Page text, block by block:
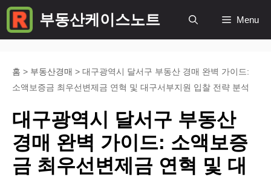
컨
텐
부동산케이스노트 Menu
홈 > 부동산경매 > 대구광역시 달서구 부동산 경매 완벽 가이드:
소액보증금 최우선변제금 연혁 및 대구서부지원 입찰 전략 분석
대구광역시 달서구 부동산
경매 완벽 가이드: 소액보증
금 최우선변제금 연혁 및 대